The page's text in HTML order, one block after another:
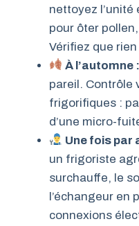
nettoyez l’unité
pour ôter
Vérifiez que rien
À l’automne :
pareil. Contrôle
frigorifiques :
d’une micro-
Une fois par
un frigoriste
surchauffe, le
l’échangeur en
connexions